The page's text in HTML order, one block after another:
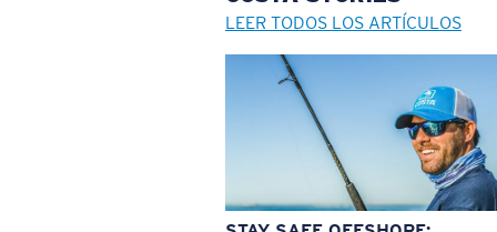
LEER TODOS LOS ARTÍCULOS